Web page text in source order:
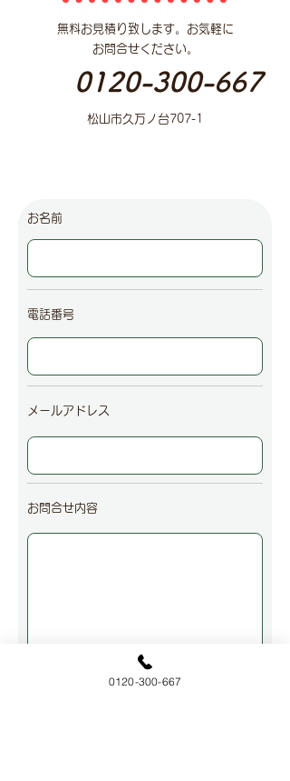
無料お見積り致します。お気軽に
お問合せください。
0120-300-667
松山市久万ノ台707-1
お名前
電話番号
メールアドレス
お問合せ内容
​※プライバシーポリシーを表示
0120-300-667